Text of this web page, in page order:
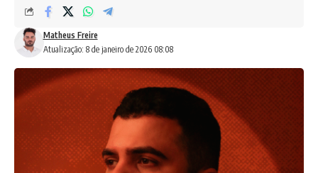
Atualização: 8 de janeiro de 2026 08:08
Matheus Freire